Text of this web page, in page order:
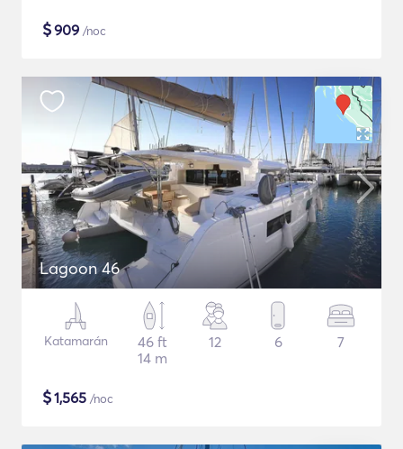
$909 /noc
Lagoon 46
Katamarán
46 ft
14 m
12 6 7
$1,565 /noc